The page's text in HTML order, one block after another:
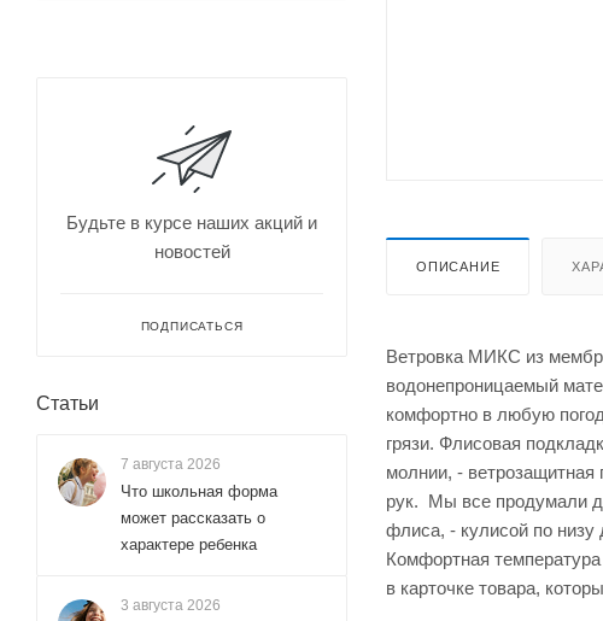
ОПИСАНИЕ
Ветровка МИКС из
водонепроницаемый
комфортно в любую
грязи. Флисовая
молнии, - ветрозащитная
рук. Мы все продумали
флиса, - кулисой по низу
Комфортная
в карточке товара,
Будьте в курсе наших акций и
новостей
ПОДПИСАТЬСЯ
Статьи
7 августа 2026
Что школьная форма
может рассказать о
характере ребенка
3 августа 2026